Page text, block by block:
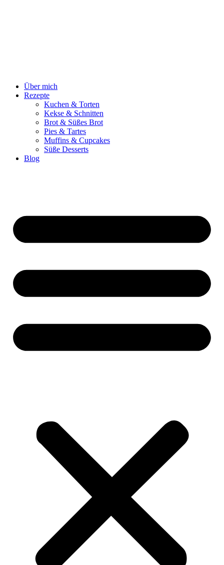
Über mich
Rezepte
Kuchen & Torten
Kekse & Schnitten
Brot & Süßes Brot
Pies & Tartes
Muffins & Cupcakes
Süße Desserts
Blog